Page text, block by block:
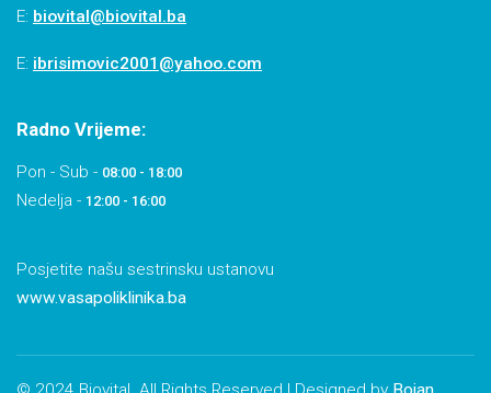
E: biovital@biovital.ba
E: ibrisimovic2001@yahoo.com
Radno Vrijeme:
Pon - Sub - 08:00 - 18:00
Nedelja - 12:00 - 16:00
Posjetite našu sestrinsku ustanovu
www.vasapoliklinika.ba